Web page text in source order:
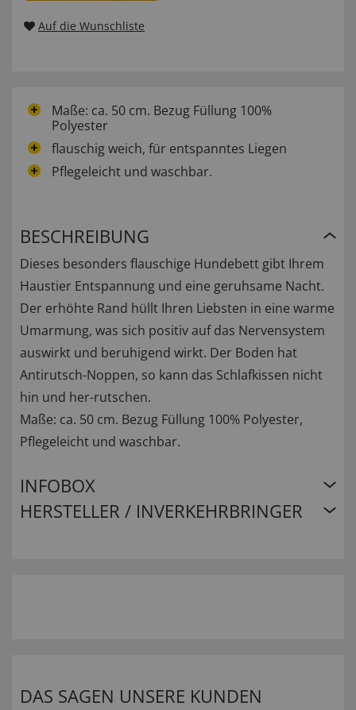
Auf die Wunschliste
Maße: ca. 50 cm. Bezug Füllung 100%
Polyester
flauschig weich, für entspanntes Liegen
Pflegeleicht und waschbar.
BESCHREIBUNG
Dieses besonders flauschige Hundebett gibt Ihrem
Haustier Entspannung und eine geruhsame Nacht.
Der erhöhte Rand hüllt Ihren Liebsten in eine warme
Umarmung, was sich positiv auf das Nervensystem
auswirkt und beruhigend wirkt. Der Boden hat
Antirutsch-Noppen, so kann das Schlafkissen nicht
hin und her-rutschen.
Maße: ca. 50 cm. Bezug Füllung 100% Polyester,
Pflegeleicht und waschbar.
INFOBOX
HERSTELLER / INVERKEHRBRINGER
DAS SAGEN UNSERE KUNDEN